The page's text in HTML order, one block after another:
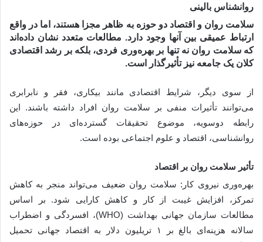
روانشناس بالینی
سلامت روان و اقتصاد دو حوزه به ظاهر مجزا هستند، اما در واقع
ارتباط عمیقی بین آنها وجود دارد. مطالعات متعدد نشان داده‌اند
که سلامت روان نه تنها بر بهره‌وری فردی، بلکه بر رشد اقتصادی
کلان یک جامعه نیز تأثیرگذار است.
از سوی دیگر، شرایط اقتصادی مانند بیکاری، فقر و نابرابری
می‌توانند تأثیرات منفی بر سلامت روان افراد داشته باشند. این
رابطه دوسویه، موضوع تحقیقات گسترده‌ای در حوزه‌های
روانشناسی، اقتصاد و علوم اجتماعی بوده است.
تأثیر سلامت روان بر اقتصاد
بهره‌وری نیروی کار: سلامت روان ضعیف می‌تواند منجر به کاهش
تمرکز، افزایش غیبت از کار و کاهش کارایی شود. بر اساس
مطالعات سازمان جهانی بهداشت (WHO)، افسردگی و اضطراب
سالانه هزینه‌ای بالغ بر ۱ تریلیون دلار به اقتصاد جهانی تحمیل